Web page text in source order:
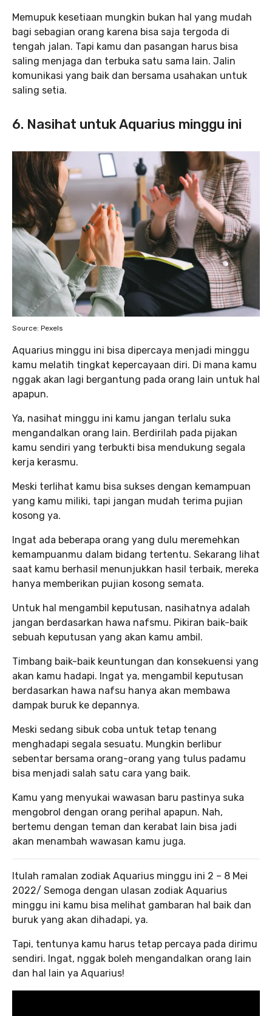
Memupuk kesetiaan mungkin bukan hal yang mudah
bagi sebagian orang karena bisa saja tergoda di
tengah jalan. Tapi kamu dan pasangan harus bisa
saling menjaga dan terbuka satu sama lain. Jalin
komunikasi yang baik dan bersama usahakan untuk
saling setia.
6. Nasihat untuk Aquarius minggu ini
Source: Pexels
Aquarius minggu ini bisa dipercaya menjadi minggu
kamu melatih tingkat kepercayaan diri. Di mana kamu
nggak akan lagi bergantung pada orang lain untuk hal
apapun.
Ya, nasihat minggu ini kamu jangan terlalu suka
mengandalkan orang lain. Berdirilah pada pijakan
kamu sendiri yang terbukti bisa mendukung segala
kerja kerasmu.
Meski terlihat kamu bisa sukses dengan kemampuan
yang kamu miliki, tapi jangan mudah terima pujian
kosong ya.
Ingat ada beberapa orang yang dulu meremehkan
kemampuanmu dalam bidang tertentu. Sekarang lihat
saat kamu berhasil menunjukkan hasil terbaik, mereka
hanya memberikan pujian kosong semata.
Untuk hal mengambil keputusan, nasihatnya adalah
jangan berdasarkan hawa nafsmu. Pikiran baik-baik
sebuah keputusan yang akan kamu ambil.
Timbang baik-baik keuntungan dan konsekuensi yang
akan kamu hadapi. Ingat ya, mengambil keputusan
berdasarkan hawa nafsu hanya akan membawa
dampak buruk ke depannya.
Meski sedang sibuk coba untuk tetap tenang
menghadapi segala sesuatu. Mungkin berlibur
sebentar bersama orang-orang yang tulus padamu
bisa menjadi salah satu cara yang baik.
Kamu yang menyukai wawasan baru pastinya suka
mengobrol dengan orang perihal apapun. Nah,
bertemu dengan teman dan kerabat lain bisa jadi
akan menambah wawasan kamu juga.
Itulah ramalan zodiak Aquarius minggu ini 2 – 8 Mei
2022/ Semoga dengan ulasan zodiak Aquarius
minggu ini kamu bisa melihat gambaran hal baik dan
buruk yang akan dihadapi, ya.
Tapi, tentunya kamu harus tetap percaya pada dirimu
sendiri. Ingat, nggak boleh mengandalkan orang lain
dan hal lain ya Aquarius!